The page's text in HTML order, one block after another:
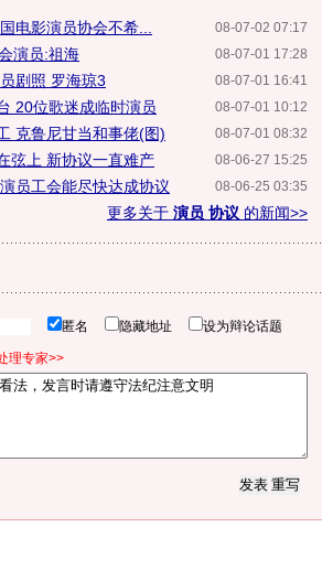
08-07-02 07:17
电影演员协会不希...
08-07-01 17:28
演员:祖海
08-07-01 16:41
剧照 罗海琼3
08-07-01 10:12
20位歌迷成临时演员
08-07-01 08:32
克鲁尼甘当和事佬(图)
08-06-27 15:25
弦上 新协议一直难产
08-06-25 03:35
员工会能尽快达成协议
更多关于 演员 协议 的新闻>>
匿名 隐藏地址 设为辩论话题
理专家>>